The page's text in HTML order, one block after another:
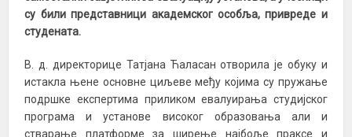
су били представници академског особља, привреде и
студената.
В. д. директорице Татјана Ћаласан отворила је обуку и
истакла њене основне циљеве међу којима су пружање
подршке експертима приликом евалуирања студијског
програма и установе високог образовања али и
стварање платформе за ширење најбоље праксе и